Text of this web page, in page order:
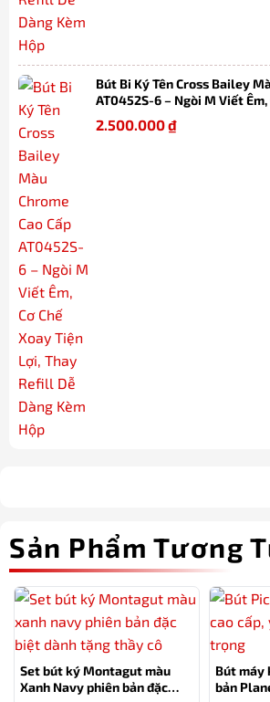
Bút Bi Ký Tên Cross Bailey
AT0452S-6 – Ngòi M Viết Êm,
Lợi, Thay Refill Dễ Dàng Kèm
2.500.000₫
Sản Phẩm Tương
Set bút ký Montagut màu
Xanh Navy phiên bản đặc
Bút máy
bản